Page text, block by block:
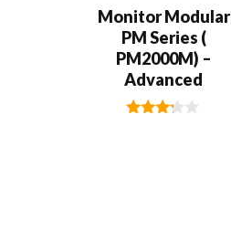
​​Monitor Modular
PM Series (
PM2000M) –
Advanced